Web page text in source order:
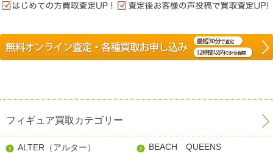
フィギュア買取カテゴリー
ALTER（アルター） BEACH QUEENS